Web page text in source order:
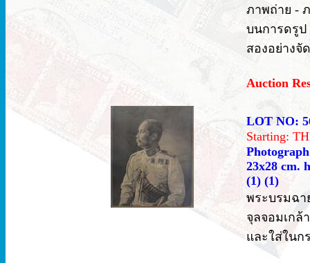
ภาพถ่าย -
บนการดรูป
สองอย่างจั
Auction
LOT NO:
Starting:
23x28 cm.
(1) (1)
พระบรมฉ
จุลจอมเกล้
และใส่ในก